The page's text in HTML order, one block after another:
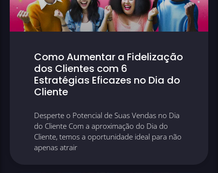
Como Aumentar a Fidelização
dos Clientes com 6
Estratégias Eficazes no Dia do
Cliente
Desperte o Potencial de Suas Vendas no Dia
do Cliente Com a aproximação do Dia do
Cliente, temos a oportunidade ideal para não
apenas atrair